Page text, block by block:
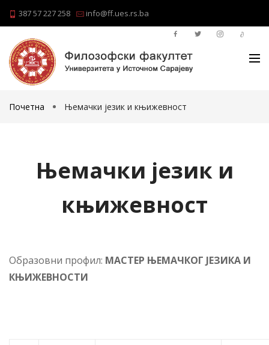
387 57 227 258 info@ff.ues.rs.ba
Почетна Њемачки језик и књижевност
Њемачки језик и
књижевност
Образовни профил: МАСТЕР ЊЕМАЧКОГ ЈЕЗИКА И
КЊИЖЕВНОСТИ